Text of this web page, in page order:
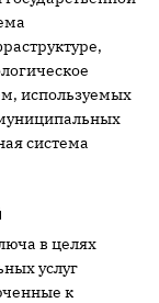
используемых
система
в целях
услуг
к